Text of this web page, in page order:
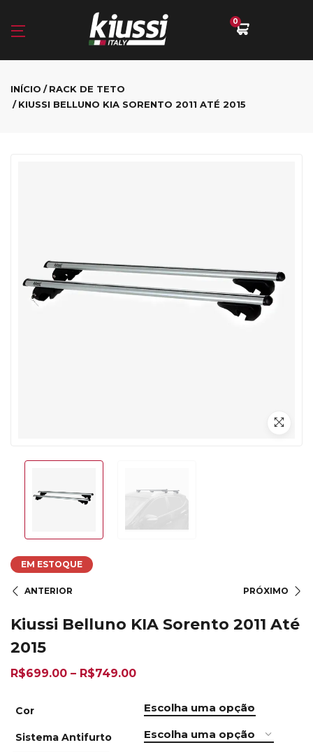
0
INÍCIO
RACK DE TETO
KIUSSI BELLUNO KIA SORENTO 2011 ATÉ 2015
EM ESTOQUE
ANTERIOR PRÓXIMO
Kiussi Belluno KIA Sorento 2011 Até
2015
R$699.00 – R$749.00
Cor
Sistema Antifurto